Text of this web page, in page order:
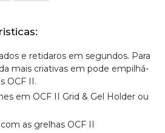
e retidaros em segundos. Para
mais criativas em pode empilhá-
OCF II.
em OCF II Grid & Gel Holder ou
as grelhas OCF II